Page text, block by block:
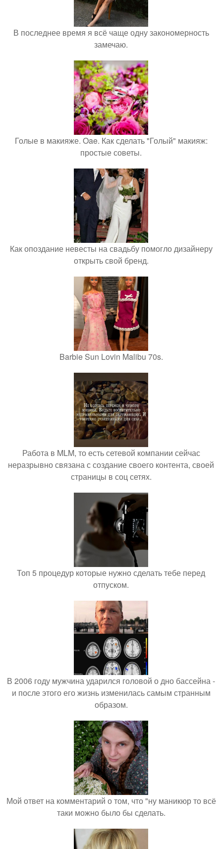
В последнее время я всё чаще одну закономерность
замечаю.
Голые в макияже. Oae. Как сделать "Голый" макияж:
простые советы.
Как опоздание невесты на свадьбу помогло дизайнеру
открыть свой бренд.
Barbie Sun Lovin Malibu 70s.
Работа в MLM, то есть сетевой компании сейчас
неразрывно связана с создание своего контента, своей
страницы в соц сетях.
Топ 5 процедур которые нужно сделать тебе перед
отпуском.
В 2006 году мужчина ударился головой о дно бассейна -
и после этого его жизнь изменилась самым странным
образом.
Мой ответ на комментарий о том, что "ну маникюр то всё
таки можно было бы сделать.